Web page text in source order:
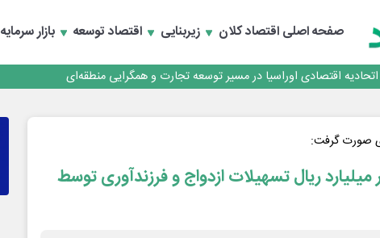
صفحه اصلیاقتصاد کلان زیربنایی اقتصاد توسعه بازار سرمایه
با تکیه بر اکتشاف و مدل‌های نوین تأمین مالی
اقتصادی اوراسیا در مسیر توسعه تجارت و همگرایی منطقه‌ای
با تکیه بر اکتشاف و مدل‌های نوین تأمین مالی
صورت گرفت:
بیش از ۶ هزار میلیارد ریال تسهیلات ازدواج و فرزند‌آوری توسط